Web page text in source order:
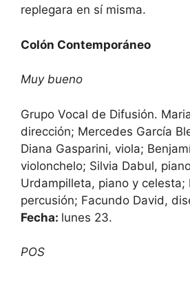
replegara en sí misma.
Colón Contemporáneo
Muy bueno
Grupo Vocal de Difusión.
dirección; Mercedes García
Diana Gasparini, viola;
violonchelo; Silvia Dabul,
Urdampilleta, piano y celesta;
percusión; Facundo David,
Fecha: lunes 23.
POS